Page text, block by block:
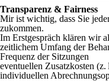
Transparenz & Fairness
Mir ist wichtig, dass Sie
zukommen.
Im Erstgespräch klären wir
zeitlichem Umfang der
Frequenz der Sitzungen
eventuellen Zusatzkosten
individuellen